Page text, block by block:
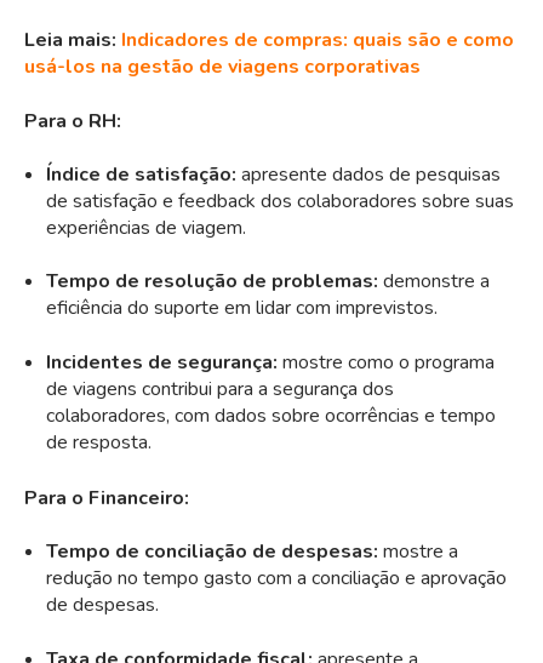
Leia mais: Indicadores de compras: quais são e como
usá-los na gestão de viagens corporativas
Para o RH:
Índice de satisfação: apresente dados de pesquisas
de satisfação e feedback dos colaboradores sobre suas
experiências de viagem.
Tempo de resolução de problemas: demonstre a
eficiência do suporte em lidar com imprevistos.
Incidentes de segurança: mostre como o programa
de viagens contribui para a segurança dos
colaboradores, com dados sobre ocorrências e tempo
de resposta.
Para o Financeiro:
Tempo de conciliação de despesas: mostre a
redução no tempo gasto com a conciliação e aprovação
de despesas.